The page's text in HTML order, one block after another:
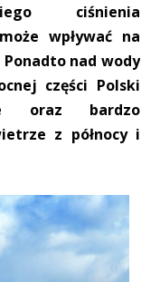
ciśnienia
wpływać na
nad wody
części Polski
oraz bardzo
z północy i